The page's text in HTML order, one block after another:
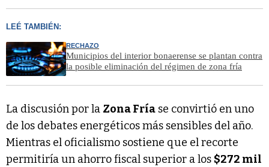
LEÉ TAMBIÉN:
RECHAZO
Municipios del interior bonaerense se plantan contra
la posible eliminación del régimen de zona fría
La discusión por la Zona Fría se convirtió en uno
de los debates energéticos más sensibles del año.
Mientras el oficialismo sostiene que el recorte
permitiría un ahorro fiscal superior a los $272 mil